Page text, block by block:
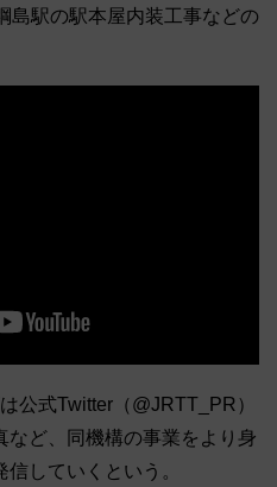
島駅の駅本屋内装工事などの
公式Twitter（@JRTT_PR）
など、同機構の事業をより身
していくという。